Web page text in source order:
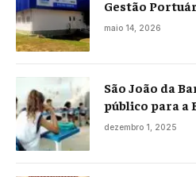
Gestão
maio 14, 2026
São João da
público para a
projeto já está
dezembro 1, 2025